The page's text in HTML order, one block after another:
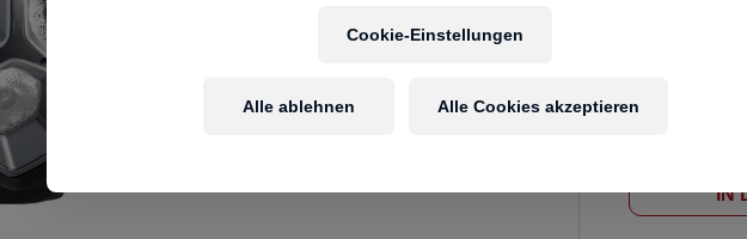
IN
Cookie-Einstellungen
Alle ablehnen Alle Cookies akzeptieren